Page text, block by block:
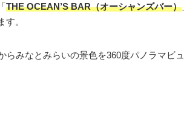
THE OCEAN’S BAR（オーシャンズバー）
す。
らみなとみらいの景色を360度パノラマビ